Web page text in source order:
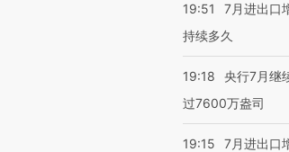
19:51
7月进出口
持续多久
19:18
央行7月继
过7600万盎司
19:15
7月进出口